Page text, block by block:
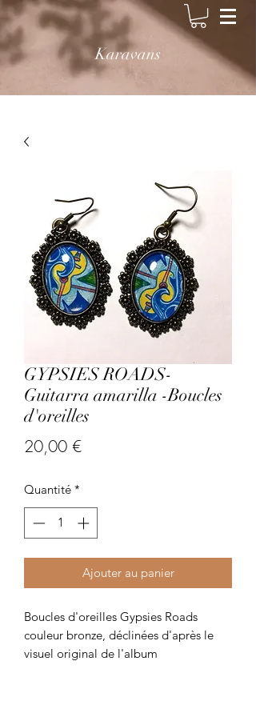
Karavans
GYPSIES ROADS-
Guitarra amarilla -Boucles
d'oreilles
20,00 €Prix
Quantité *
Ajouter au panier
Boucles d'oreilles Gypsies Roads
couleur bronze, déclinées d'après le
visuel original de l'album